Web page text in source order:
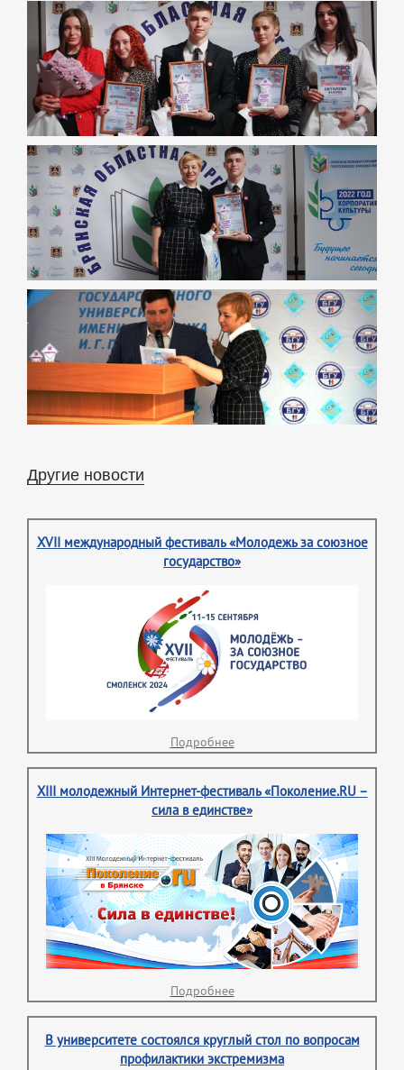
Другие новости
XVII международный фестиваль «Молодежь за союзное
государство»
Подробнее
XIII молодежный Интернет-фестиваль «Поколение.RU –
сила в единстве»
Подробнее
В университете состоялся круглый стол по вопросам
профилактики экстремизма